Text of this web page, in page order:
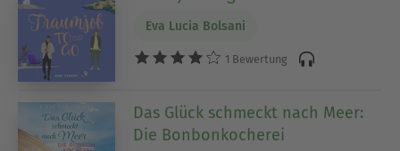
Eva Lucia Bolsani
1 Bewertung
Das Glück schmeckt nach Meer:
Die Bonbonkocherei